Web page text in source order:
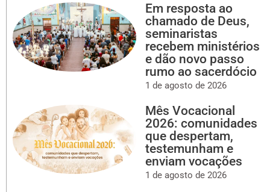
Em resposta ao
chamado de Deus,
seminaristas
recebem ministérios
e dão novo passo
rumo ao sacerdócio
1 de agosto de 2026
Mês Vocacional
2026: comunidades
que despertam,
testemunham e
enviam vocações
1 de agosto de 2026